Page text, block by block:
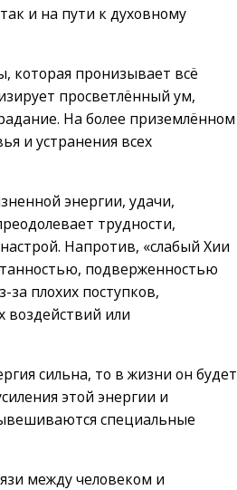
и на пути к духовному
которая пронизывает всё
просветлённый ум,
На более приземлённом
и устранения всех
энергии, удачи,
трудности,
Напротив, «слабый Хии
подверженностью
плохих поступков,
воздействий или
сильна, то в жизни он будет
этой энергии и
специальные
между человеком и